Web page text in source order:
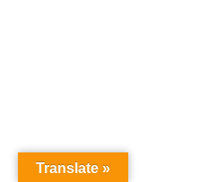
Translate »